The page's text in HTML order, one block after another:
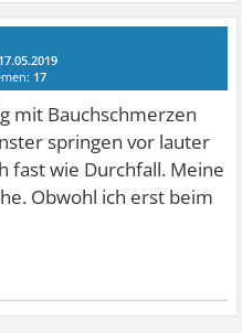
17.05.2019
17
mit Bauchschmerzen
springen vor lauter
fast wie Durchfall. Meine
Obwohl ich erst beim